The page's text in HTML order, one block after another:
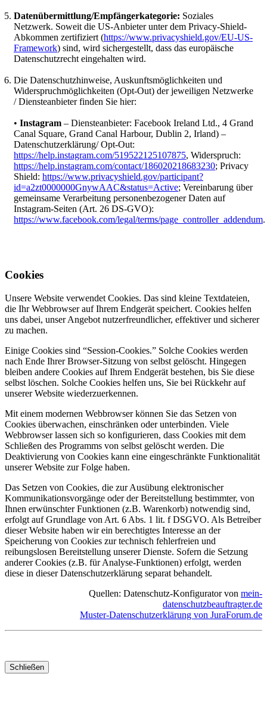
Datenübermittlung/Empfängerkategorie: Soziales
Netzwerk. Soweit die US-Anbieter unter dem Privacy-Shield-
Abkommen zertifiziert (https://www.privacyshield.gov/EU-US-
Framework) sind, wird sichergestellt, dass das europäische
Datenschutzrecht eingehalten wird.
Die Datenschutzhinweise, Auskunftsmöglichkeiten und
Widerspruchmöglichkeiten (Opt-Out) der jeweiligen Netzwerke
/ Diensteanbieter finden Sie hier:
• Instagram – Diensteanbieter: Facebook Ireland Ltd., 4 Grand
Canal Square, Grand Canal Harbour, Dublin 2, Irland) –
Datenschutzerklärung/ Opt-Out:
https://help.instagram.com/519522125107875, Widerspruch:
https://help.instagram.com/contact/186020218683230; Privacy
Shield: https://www.privacyshield.gov/participant?
id=a2zt0000000GnywAAC&status=Active; Vereinbarung über
gemeinsame Verarbeitung personenbezogener Daten auf
Instagram-Seiten (Art. 26 DS-GVO):
https://www.facebook.com/legal/terms/page_controller_addendum.
Cookies
Unsere Website verwendet Cookies. Das sind kleine Textdateien,
die Ihr Webbrowser auf Ihrem Endgerät speichert. Cookies helfen
uns dabei, unser Angebot nutzerfreundlicher, effektiver und sicherer
zu machen.
Einige Cookies sind “Session-Cookies.” Solche Cookies werden
nach Ende Ihrer Browser-Sitzung von selbst gelöscht. Hingegen
bleiben andere Cookies auf Ihrem Endgerät bestehen, bis Sie diese
selbst löschen. Solche Cookies helfen uns, Sie bei Rückkehr auf
unserer Website wiederzuerkennen.
Mit einem modernen Webbrowser können Sie das Setzen von
Cookies überwachen, einschränken oder unterbinden. Viele
Webbrowser lassen sich so konfigurieren, dass Cookies mit dem
Schließen des Programms von selbst gelöscht werden. Die
Deaktivierung von Cookies kann eine eingeschränkte Funktionalität
unserer Website zur Folge haben.
Das Setzen von Cookies, die zur Ausübung elektronischer
Kommunikationsvorgänge oder der Bereitstellung bestimmter, von
Ihnen erwünschter Funktionen (z.B. Warenkorb) notwendig sind,
erfolgt auf Grundlage von Art. 6 Abs. 1 lit. f DSGVO. Als Betreiber
dieser Website haben wir ein berechtigtes Interesse an der
Speicherung von Cookies zur technisch fehlerfreien und
reibungslosen Bereitstellung unserer Dienste. Sofern die Setzung
anderer Cookies (z.B. für Analyse-Funktionen) erfolgt, werden
diese in dieser Datenschutzerklärung separat behandelt.
Quellen: Datenschutz-Konfigurator von mein-
datenschutzbeauftragter.de
Muster-Datenschutzerklärung von JuraForum.de
Schließen